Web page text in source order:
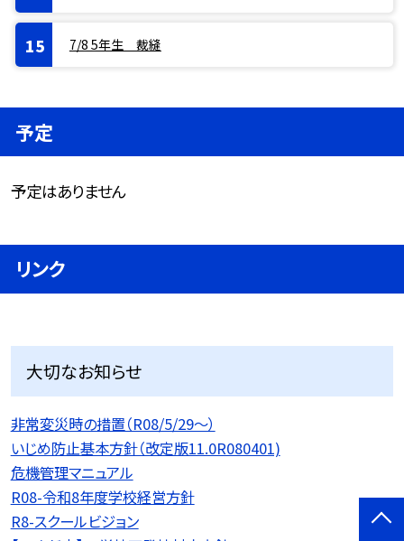
7/8 5年生 裁縫
予定
予定はありません
リンク
大切なお知らせ
非常変災時の措置（R08/5/29〜）
いじめ防止基本方針（改定版11.0R080401)
危機管理マニュアル
R08-令和8年度学校経営方針
R8-スクールビジョン